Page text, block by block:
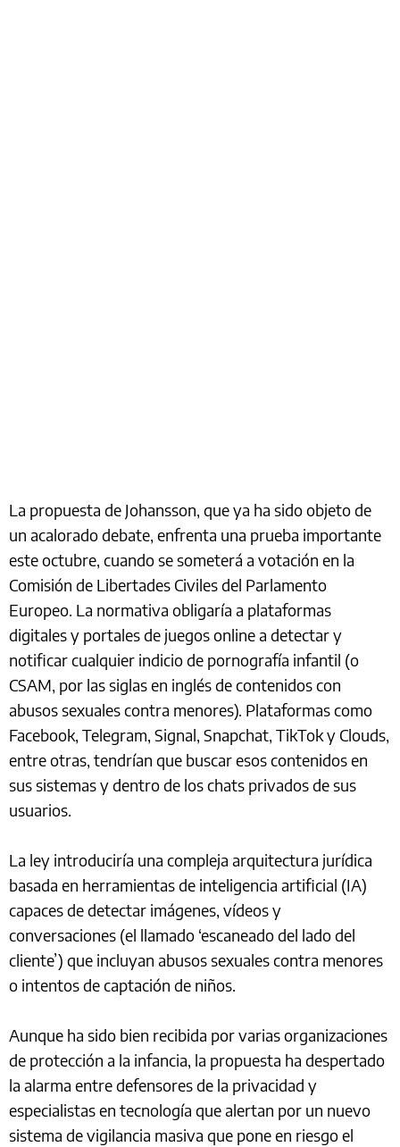
La propuesta de Johansson, que ya ha sido objeto de
un acalorado debate, enfrenta una prueba importante
este octubre, cuando se someterá a votación en la
Comisión de Libertades Civiles del Parlamento
Europeo. La normativa obligaría a plataformas
digitales y portales de juegos online a detectar y
notificar cualquier indicio de pornografía infantil (o
CSAM, por las siglas en inglés de contenidos con
abusos sexuales contra menores). Plataformas como
Facebook, Telegram, Signal, Snapchat, TikTok y Clouds,
entre otras, tendrían que buscar esos contenidos en
sus sistemas y dentro de los chats privados de sus
usuarios.
La ley introduciría una compleja arquitectura jurídica
basada en herramientas de inteligencia artificial (IA)
capaces de detectar imágenes, vídeos y
conversaciones (el llamado ‘escaneado del lado del
cliente’) que incluyan abusos sexuales contra menores
o intentos de captación de niños.
Aunque ha sido bien recibida por varias organizaciones
de protección a la infancia, la propuesta ha despertado
la alarma entre defensores de la privacidad y
especialistas en tecnología que alertan por un nuevo
sistema de vigilancia masiva que pone en riesgo el